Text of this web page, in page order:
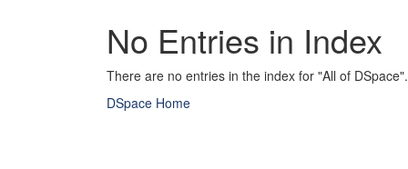
No Entries in Index
There are no entries in the index for "All of DSpace".
DSpace Home